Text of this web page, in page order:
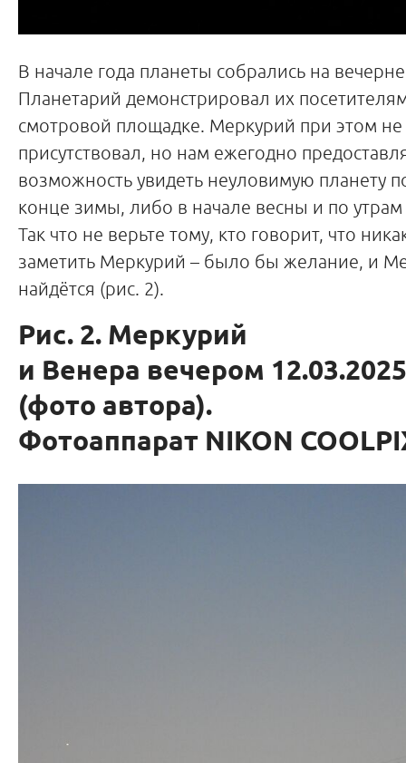
В начале года планеты собрались на
Планетарий демонстрировал их
смотровой площадке. Меркурий при этом не
присутствовал, но нам ежегодно
возможность увидеть неуловимую планету
конце зимы, либо в начале весны и по
Так что не верьте тому, кто говорит, что
заметить Меркурий – было бы желание, и
найдётся (рис. 2).
Рис. 2. Меркурий
и Венера вечером 12.03.2025
(фото автора).
Фотоаппарат NIKON